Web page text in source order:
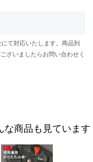
て対応いたします。商品到
ざいましたらお問い合わせく
な商品も見ています